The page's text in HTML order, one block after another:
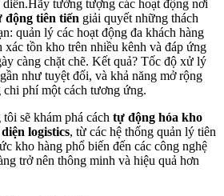
tưởng tượng các hoạt động nơi
động tiên tiến giải quyết những thách
quản lý các hoạt động đa khách hàng
tồn kho trên nhiều kênh và đáp ứng
càng chặt chẽ. Kết quả? Tốc độ xử lý
như tuyệt đối, và khả năng mở rộng
chi phí một cách tương ứng.
sẽ khám phá cách tự động hóa kho
logistics, từ các hệ thống quản lý tiên
kho hàng phổ biến đến các công nghệ
trở nên thông minh và hiệu quả hơn